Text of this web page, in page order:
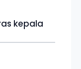
kepala